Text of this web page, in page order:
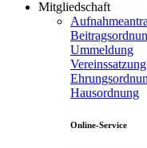
Mitgliedschaft
Ummeldung
Vereinssatzung
Hausordnung
Online-Service